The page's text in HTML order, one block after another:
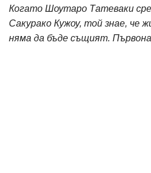
Когато Шоутаро Татеваки
Сакурако Кужоу, той знае, че
няма да бъде същият.